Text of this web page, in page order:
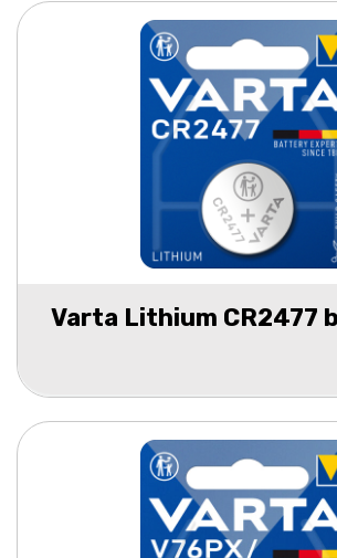
Varta Lithium CR2477